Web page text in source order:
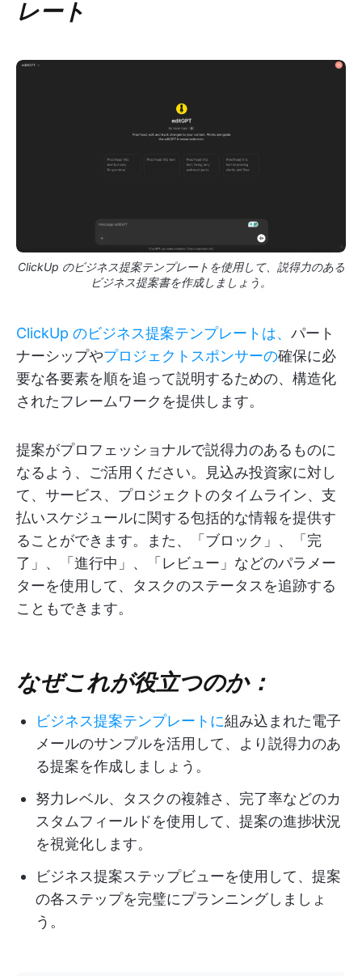
レート
ClickUp のビジネス提案テンプレートを使用して、説得力のある
ビジネス提案書を作成しましょう。
ClickUp のビジネス提案テンプレートは、 パート
ナーシップやプロジェクトスポンサーの確保に必
要な各要素を順を追って説明するための、構造化
されたフレームワークを提供します。
提案がプロフェッショナルで説得力のあるものに
なるよう、ご活用ください。見込み投資家に対し
て、サービス、プロジェクトのタイムライン、支
払いスケジュールに関する包括的な情報を提供す
ることができます。また、「ブロック」、「完
了」、「進行中」、「レビュー」などのパラメー
ターを使用して、タスクのステータスを追跡する
こともできます。
なぜこれが役立つのか：
ビジネス提案テンプレートに組み込まれた電子
メールのサンプルを活用して、より説得力のあ
る提案を作成しましょう。
努力レベル、タスクの複雑さ、完了率などのカ
スタムフィールドを使用して、提案の進捗状況
を視覚化します。
ビジネス提案ステップビューを使用して、提案
の各ステップを完璧にプランニングしましょ
う。